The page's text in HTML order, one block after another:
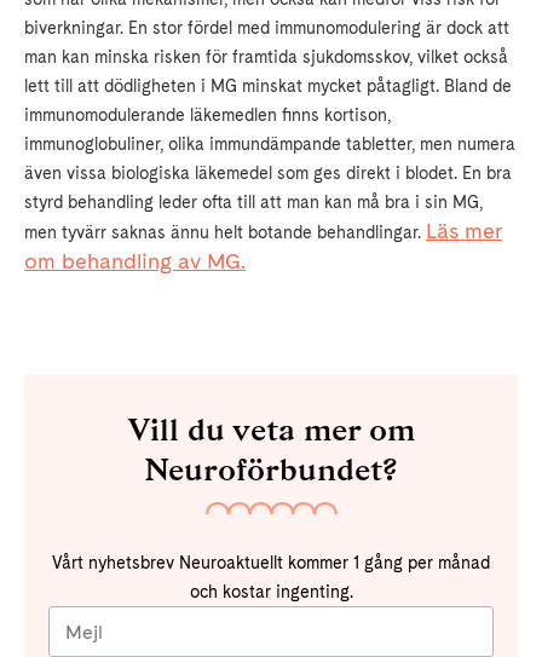
biverkningar. En stor fördel med immunomodulering är dock att
man kan minska risken för framtida sjukdomsskov, vilket också
lett till att dödligheten i MG minskat mycket påtagligt. Bland de
immunomodulerande läkemedlen finns kortison,
immunoglobuliner, olika immundämpande tabletter, men numera
även vissa biologiska läkemedel som ges direkt i blodet. En bra
styrd behandling leder ofta till att man kan må bra i sin MG,
men tyvärr saknas ännu helt botande behandlingar. Läs mer
om behandling av MG.
Vill du veta mer om
Neuroförbundet?
Vårt nyhetsbrev Neuroaktuellt kommer 1 gång per månad
och kostar ingenting.